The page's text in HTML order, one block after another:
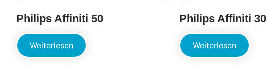
Philips Affiniti 50
Weiterlesen
Philips Affiniti 30
Weiterlesen